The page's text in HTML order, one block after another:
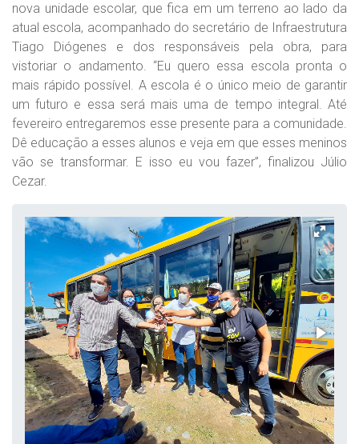
nova unidade escolar, que fica em um terreno ao lado da
atual escola, acompanhado do secretário de Infraestrutura
Tiago Diógenes e dos responsáveis pela obra, para
vistoriar o andamento. “Eu quero essa escola pronta o
mais rápido possível. A escola é o único meio de garantir
um futuro e essa será mais uma de tempo integral. Até
fevereiro entregaremos esse presente para a comunidade.
Dê educação a esses alunos e veja em que esses meninos
vão se transformar. E isso eu vou fazer”, finalizou Júlio
Cezar.